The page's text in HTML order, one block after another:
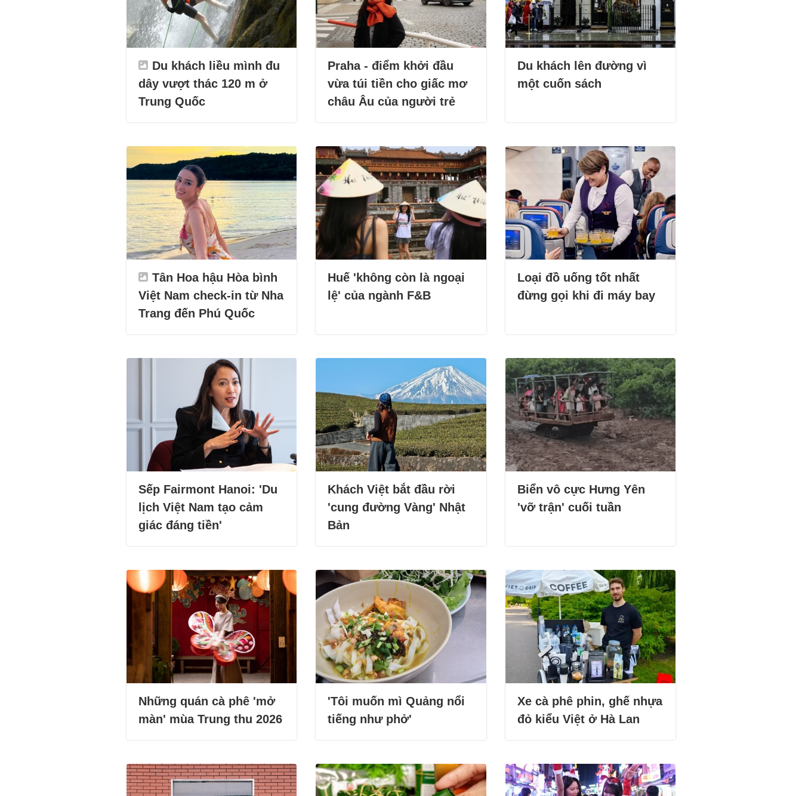
Du khách liều mình đu
dây vượt thác 120 m ở
Trung Quốc
Praha - điểm khởi đầu
vừa túi tiền cho giấc mơ
châu Âu của người trẻ
Du khách lên đường vì
một cuốn sách
Tân Hoa hậu Hòa bình
Việt Nam check-in từ Nha
Trang đến Phú Quốc
Huế 'không còn là ngoại
lệ' của ngành F&B
Loại đồ uống tốt nhất
đừng gọi khi đi máy bay
Sếp Fairmont Hanoi: 'Du
lịch Việt Nam tạo cảm
giác đáng tiền'
Khách Việt bắt đầu rời
'cung đường Vàng' Nhật
Bản
Biển vô cực Hưng Yên
'vỡ trận' cuối tuần
Những quán cà phê 'mở
màn' mùa Trung thu 2026
'Tôi muốn mì Quảng nổi
tiếng như phở'
Xe cà phê phin, ghế nhựa
đỏ kiểu Việt ở Hà Lan